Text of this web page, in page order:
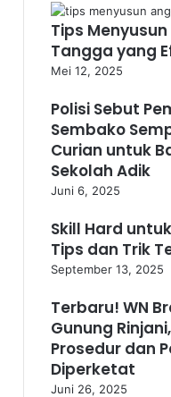
Tips
Tangga yang
Mei 12, 2025
Polisi Sebut
Sembako
Curian untuk
Sekolah Adik
Juni 6, 2025
Skill Hard
Tips dan Trik
September 13, 2025
Terbaru! WN
Gunung
Prosedur dan
Diperketat
Juni 26, 2025